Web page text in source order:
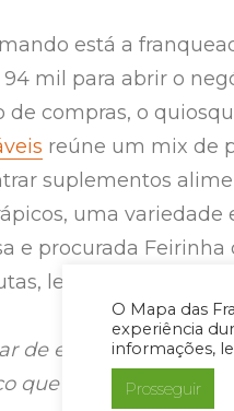
O Mapa das
experiência
informações,
Prosseguir
está a
94 mil para abrir o
de compras, o
reúne um mix de
suplementos
uma variedade
e procurada
legumes e
de estar em
que frequenta o